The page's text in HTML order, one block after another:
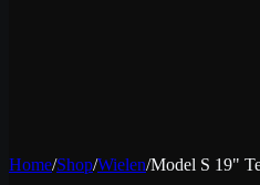
Home/Shop/Wielen/Model S 19"